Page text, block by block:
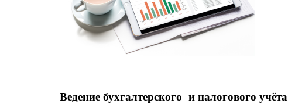
Ведение бухгалтерского и налогового учёта